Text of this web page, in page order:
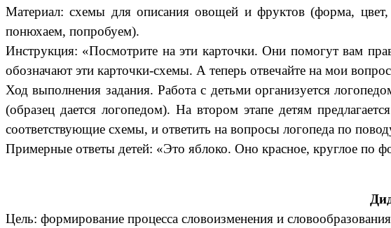
Материал: схемы для описания овощей и фруктов (форма,
понюхаем, попробуем).
Инструкция: «Посмотрите на эти карточки. Они помогут вам
обозначают эти карточки-схемы. А теперь отвечайте на мои
Ход выполнения задания. Работа с детьми организуется
(образец дается логопедом). На втором этапе детям
соответствующие схемы, и ответить на вопросы логопеда по
Примерные ответы детей: «Это яблоко. Оно красное, круглое по
Цель: формирование процесса словоизменения и